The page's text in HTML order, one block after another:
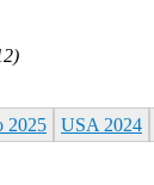
2025 USA 2024